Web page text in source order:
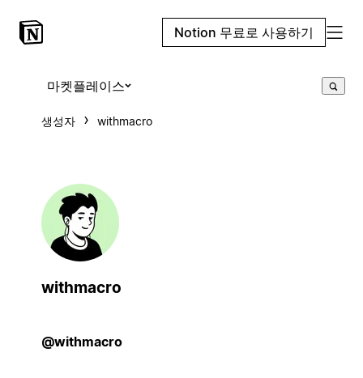
Notion 무료로 사용하기
마켓플레이스
생성자 withmacro
withmacro
@withmacro